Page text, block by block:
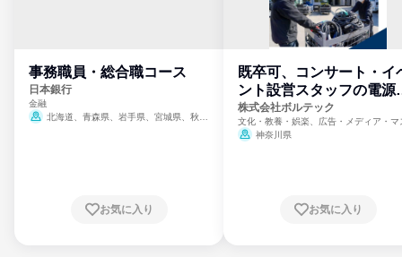
事務職員・総合職コース
日本銀行
金融
北海道、青森県、岩手県、宮城県、秋田
崎県、熊本県、大分県、宮崎県、鹿児島県、
お気に入り
既卒可、コンサート・イ
ント設営スタッフの電源
門
株式会社ボルテック
文化・教養・娯楽、広告・メディア・マ
ミ、電力・ガス・水道・エネルギー
神奈川県
お気に入り